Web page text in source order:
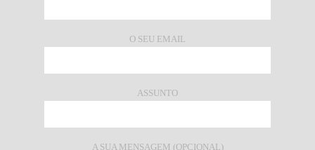
O SEU EMAIL
ASSUNTO
A SUA MENSAGEM (OPCIONAL)